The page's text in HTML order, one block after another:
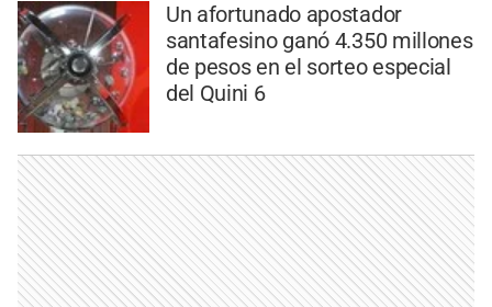
Un afortunado apostador
santafesino ganó 4.350 millones
de pesos en el sorteo especial
del Quini 6